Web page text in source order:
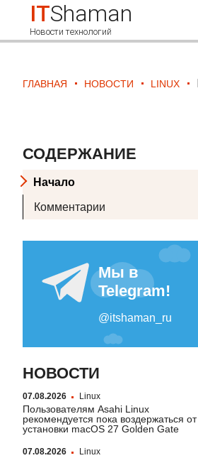
ITShaman
Новости технологий
ГЛАВНАЯ НОВОСТИ LINUX
СОДЕРЖАНИЕ
Начало
Комментарии
НОВОСТИ
07.08.2026 Linux
Пользователям Asahi Linux
рекомендуется пока воздержаться от
установки macOS 27 Golden Gate
07.08.2026 Linux